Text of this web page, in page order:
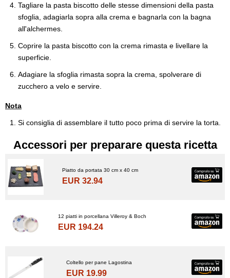
Tagliare la pasta biscotto delle stesse dimensioni della pasta
sfoglia, adagiarla sopra alla crema e bagnarla con la bagna
all'alchermes.
Coprire la pasta biscotto con la crema rimasta e livellare la
superficie.
Adagiare la sfoglia rimasta sopra la crema, spolverare di
zucchero a velo e servire.
Nota
Si consiglia di assemblare il tutto poco prima di servire la torta.
Accessori per preparare questa ricetta
Piatto da portata 30 cm x 40 cm
EUR 32.94
12 piatti in porcellana Villeroy & Boch
EUR 194.24
Coltello per pane Lagostina
EUR 19.99